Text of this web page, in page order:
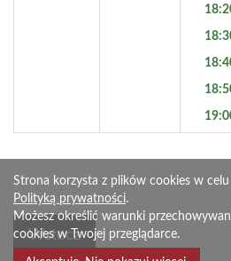
Wstecz
Strona korzysta z plików cookies w celu
Polityką prywatności.
Możesz określić warunki
cookies w Twojej przeglądarce.